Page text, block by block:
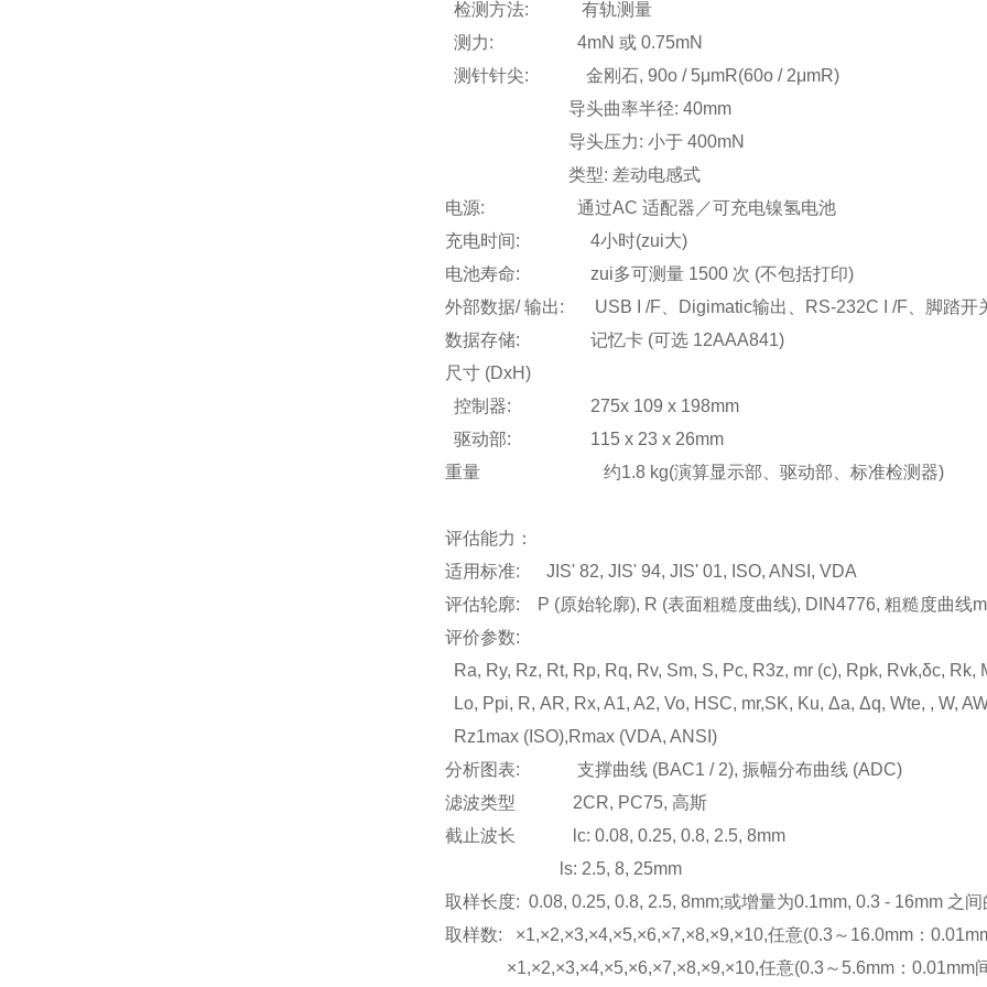
检测方法: 有轨测量
测力: 4mN 或 0.75mN
测针针尖: 金刚石, 90o / 5μmR(60o / 2μmR)
导头曲率半径: 40mm
导头压力: 小于 400mN
类型: 差动电感式
电源: 通过AC 适配器／可充电镍氢电池
充电时间: 4小时(zui大)
电池寿命: zui多可测量 1500 次 (不包括打印)
外部数据/ 输出: USB I /F、Digimatic输出、RS-232C I /F、脚踏开
数据存储: 记忆卡 (可选 12AAA841)
尺寸 (DxH)
控制器: 275x 109 x 198mm
驱动部: 115 x 23 x 26mm
重量 约1.8 kg(演算显示部、驱动部、标准检测器)
评估能力：
适用标准: JIS' 82, JIS' 94, JIS' 01, ISO, ANSI, VDA
评估轮廓: P (原始轮廓), R (表面粗糙度曲线), DIN4776, 粗糙度曲线
评价参数:
Ra, Ry, Rz, Rt, Rp, Rq, Rv, Sm, S, Pc, R3z, mr (c), Rpk, Rvk,δc, Rk,
Lo, Ppi, R, AR, Rx, A1, A2, Vo, HSC, mr,SK, Ku, Δa, Δq, Wte, , W,
Rz1max (ISO),Rmax (VDA, ANSI)
分析图表: 支撑曲线 (BAC1 / 2), 振幅分布曲线 (ADC)
滤波类型 2CR, PC75, 高斯
截止波长 lc: 0.08, 0.25, 0.8, 2.5, 8mm
ls: 2.5, 8, 25mm
取样长度: 0.08, 0.25, 0.8, 2.5, 8mm;或增量为0.1mm, 0.3 - 16mm 之
取样数: ×1,×2,×3,×4,×5,×6,×7,×8,×9,×10,任意(0.3～16.0mm：
×1,×2,×3,×4,×5,×6,×7,×8,×9,×10,任意(0.3～5.6mm：0.01mm